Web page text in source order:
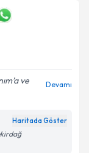
ve
Devamı
Haritada Göster